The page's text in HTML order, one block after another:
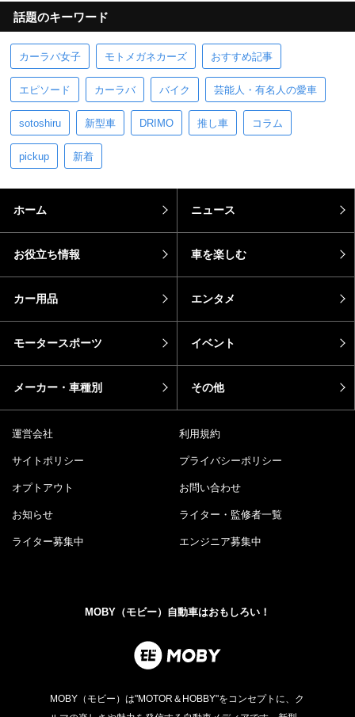
話題のキーワード
カーラバ女子 モトメガネカーズ おすすめ記事
エピソード カーラバ バイク 芸能人・有名人の愛車
sotoshiru 新型車 DRIMO 推し車 コラム
pickup 新着
ホーム ニュース
お役立ち情報 車を楽しむ
カー用品 エンタメ
モータースポーツ イベント
メーカー・車種別 その他
運営会社 利用規約
サイトポリシー プライバシーポリシー
オプトアウト お問い合わせ
お知らせ ライター・監修者一覧
ライター募集中 エンジニア募集中
MOBY（モビー）自動車はおもしろい！
MOBY（モビー）は"MOTOR＆HOBBY"をコンセプトに、ク